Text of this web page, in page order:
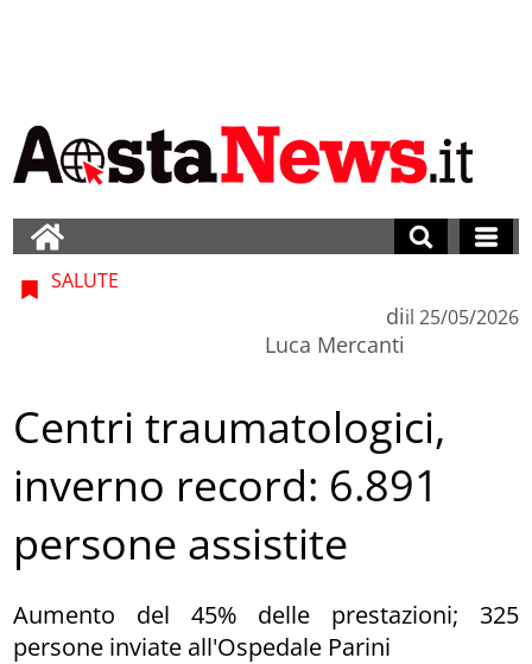
SALUTE
di
Luca Mercanti
il 25/05/2026
Centri traumatologici,
inverno record: 6.891
persone assistite
Aumento del 45% delle prestazioni; 325
persone inviate all'Ospedale Parini